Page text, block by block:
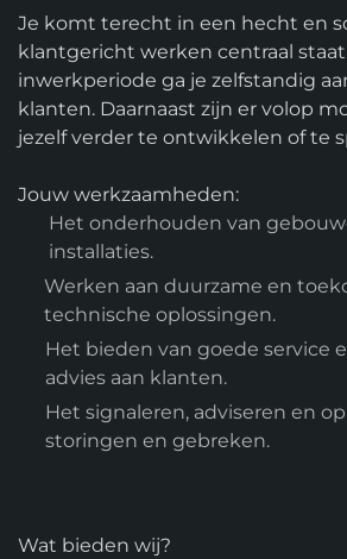
Je komt terecht in een hecht en
klantgericht werken centraal
inwerkperiode ga je zelfstandig
klanten. Daarnaast zijn er volop
jezelf verder te ontwikkelen of te
Jouw werkzaamheden:
Het onderhouden van
installaties.
Werken aan duurzame en
technische oplossingen.
Het bieden van goede service
advies aan klanten.
Het signaleren, adviseren en
storingen en gebreken.
Wat bieden wij?